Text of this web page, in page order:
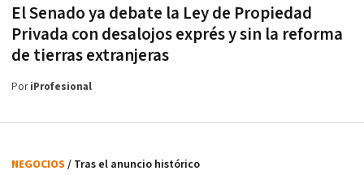
El Senado ya debate la Ley de Propiedad
Privada con desalojos exprés y sin la reforma
de tierras extranjeras
PoriProfesional
NEGOCIOS / Tras el anuncio histórico